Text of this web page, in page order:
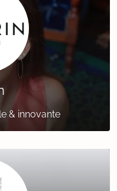
& innovante